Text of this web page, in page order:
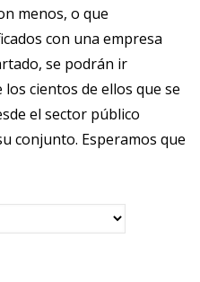
menos, o que
con una empresa
se podrán ir
cientos de ellos que se
el sector público
conjunto. Esperamos que